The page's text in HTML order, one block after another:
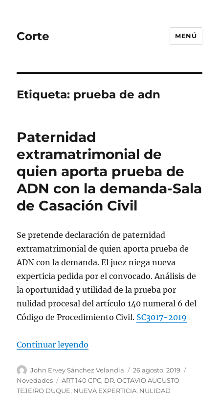
Corte MENÚ
Etiqueta: prueba de adn
Paternidad
extramatrimonial de
quien aporta prueba de
ADN con la demanda-Sala
de Casación Civil
Se pretende declaración de paternidad
extramatrimonial de quien aporta prueba de
ADN con la demanda. El juez niega nueva
experticia pedida por el convocado. Análisis de
la oportunidad y utilidad de la prueba por
nulidad procesal del artículo 140 numeral 6 del
Código de Procedimiento Civil. SC3017-2019
Continuar leyendo
Autor
John Ervey Sánchez Velandia
Publicado
el
26 agosto, 2019
Novedades
Etiquetas
ART 140 CPC, DR. OCTAVIO AUGUSTO
TEJEIRO DUQUE, NUEVA EXPERTICIA, NULIDAD